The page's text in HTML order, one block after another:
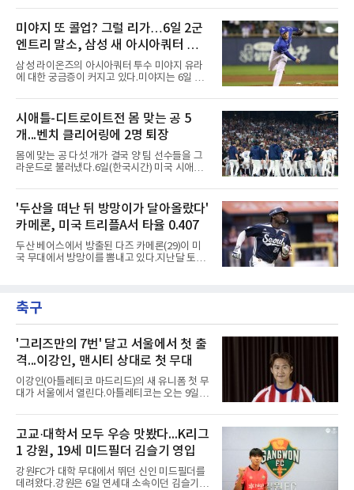
비교하기 어려울 정도로 폭염이 길어지고 강해
지고 있다. 여기에 장마, 이
거액을 벌었던 푸이그가 연방 사건 선고를 앞두
고 파산보호를 신청했다.푸이그는 최근 미국 플
로리다 파산 법원에 챕터11 파산보호 신청을 냈
다. 챕터11은 기업이나 개인이 채권자들과 협의
를 통해 재정 구조를 재편할 수 있도록 돕는 제도
다.미 매체들에 따르면 푸이그의 자산 규모는
1000만~5000만 달러(약 146억~730억 원), 부
산 내역 등 일부 필수 자료가 빠졌다며 서류 미비
를 지적했다.관심이 쏠리는 이
미야지 또 콜업? 그럴 리가…6일 2군
엔트리 말소, 삼성 새 아시아쿼터 찾았
나
삼성 라이온즈의 아시아쿼터 투수 미야지 유라
에 대한 궁금증이 커지고 있다.미야지는 6일 퓨
으로 2군 엔트리 말소는 1군 등록, 부상 관리, 선
수단 조정 등 여러 의미가 있을 수 있다. 하지만
현재 미야지의 상황을 고려하면 단순한 1군 콜
업 준비로 보기에는 무리가 있어보인다.미야지
는 올 시즌 강력한 구위로 기대를 모았지만, 1군
무대에서는 제구 불안이 반복됐다. 빠른 공이라
는 확실한 장점을 갖고 있음에도 볼넷과 사구가
장 특성상 교체가 쉽지는 않지만, 시즌 후반 순
위 경쟁을 생각하면 불안한
시애틀-디트로이트전 몸 맞는 공 5
개...벤치 클리어링에 2명 퇴장
몸에 맞는 공 다섯 개가 결국 양 팀 선수들을 그
라운드로 불러냈다.6일(한국시간) 미국 시애틀
로이트 타이거스의 경기에서 벤치 클리어링이
벌어졌다. 난투극으로 번지지는 않았으나 좌완
게이브 스파이어와 댄 윌슨 시애틀 감독이 퇴장
당했다.발단은 선발이었다. 시애틀 브라이언 우
가 디트로이트 타자를 세 차례 맞혔다. 다만 팔꿈
치 보호대에 맞거나 변화구에 발이 스치는 수준
이어서 치명적이지는 않았다.분위기는 그다음에
리를 맞혔다. 토레스와 시애틀 포수 칼 롤리가 말
을 주고받자 AJ 힌치 디
'두산을 떠난 뒤 방망이가 달아올랐다'
카메론, 미국 트리플A서 타율 0.407
두산 베어스에서 방출된 다즈 카메론(29)이 미
국 무대에서 방망이를 뽐내고 있다.지난달 토론
고 있다.수치가 압도적이다. 트리플A 15경기에
서 타율 0.407(54타수 22안타), 2홈런, 10타점,
15경기 중 14경기에서 안타를 만들었고 최근 7
경기 연속 안타도 이어갔다.6일(한국시간) 노퍽
타이즈전에서도 4타수 3안타 2득점을 올렸다.
2-6으로 뒤진 9회말 1사에서 좌전 안타로 발판
을 놓았고, 버펄로는 이 회에만 5점을 뽑아 7-6
역전승을 거뒀다.한국에서의 성적도
축구
'그리즈만의 7번' 달고 서울에서 첫 출
격...이강인, 맨시티 상대로 첫 무대
이강인(아틀레티코 마드리드)의 새 유니폼 첫 무
대가 서울에서 열린다.아틀레티코는 오는 9일
와 2026 쿠팡플레이 시리즈 친선 경기를 치른다.
구단 소집 명단에 이강인이 포함되면서 변수가
없는 한 그의 첫 출격은 서울이 된다.등번호부터
무게가 실렸다. 이강인은 첫 경기부터 7번을 단
다. 2010년대 팀의 전성기를 이끈 앙투안 그리즈
만이 달았던 번호다.합류 과정은 순탄치 않았다.
고교·대학서 모두 우승 맛봤다...K리그
1 강원, 19세 미드필더 김슬기 영입
강원FC가 대학 무대에서 뛰던 신인 미드필더를
데려왔다.강원은 6일 연세대 소속이던 김슬기